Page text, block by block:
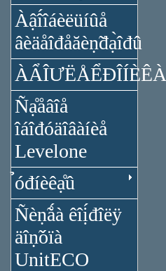
Àậî́îáèëüíûå
âèäåîđåăèṇ̃đạ̀îđû
ÀẨÎƯËÅỂĐÎÍÈÊÀ
Ñạ̊åâîå
îáîđóäîâàíèå
Levelone
̉óđíèêạ̊û
Ñèṇ̃ǻà êîị́đîëÿ
äîṇ̃óïà
UnitECO